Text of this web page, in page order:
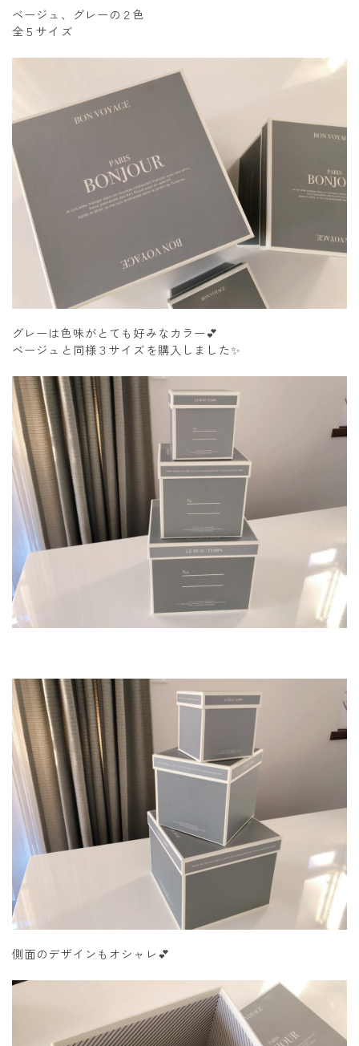
ベージュ、グレーの２色
全５サイズ
グレーは色味がとても好みなカラー💕
ベージュと同様３サイズを購入しました✨
側面のデザインもオシャレ💕